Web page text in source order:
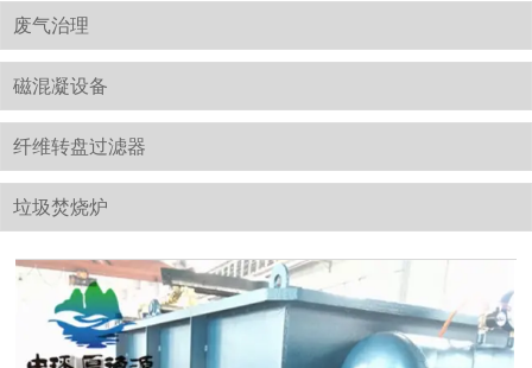
废气治理
磁混凝设备
纤维转盘过滤器
垃圾焚烧炉